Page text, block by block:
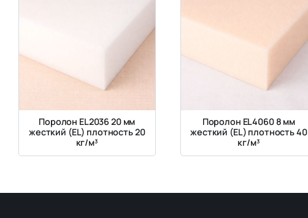
Поролон EL2036 20 мм
жесткий (EL) плотность 20
кг/м³
Поролон EL4060 8 мм
жесткий (EL) плотность 40
кг/м³